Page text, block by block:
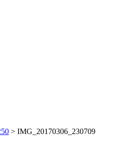
> IMG_20170306_230709